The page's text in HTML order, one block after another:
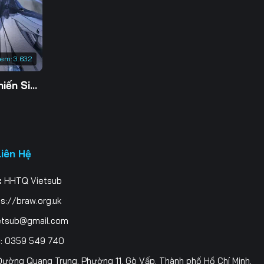
3.632
Tu Tiên Giả Đại Chiến Siêu Năng Lực 3D
Hệ
HHTQ Vietsub
braw.org.uk
: 0359 549 740
Quang Trung, Phường 11, Gò Vấp, Thành phố Hồ Chí Minh,